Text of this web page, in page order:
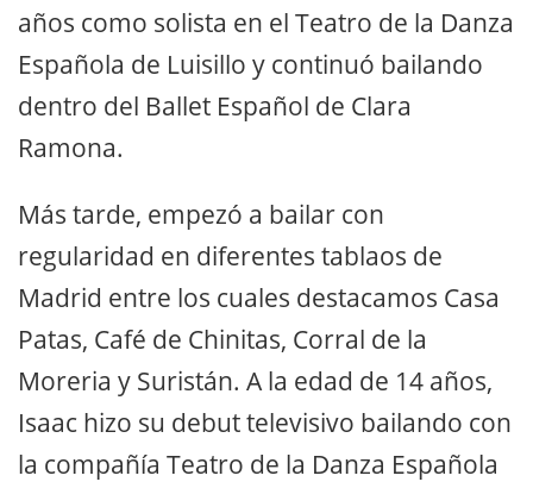
años como solista en el Teatro de la Danza
Española de Luisillo y continuó bailando
dentro del Ballet Español de Clara
Ramona.
Más tarde, empezó a bailar con
regularidad en diferentes tablaos de
Madrid entre los cuales destacamos Casa
Patas, Café de Chinitas, Corral de la
Moreria y Suristán. A la edad de 14 años,
Isaac hizo su debut televisivo bailando con
la compañía Teatro de la Danza Española